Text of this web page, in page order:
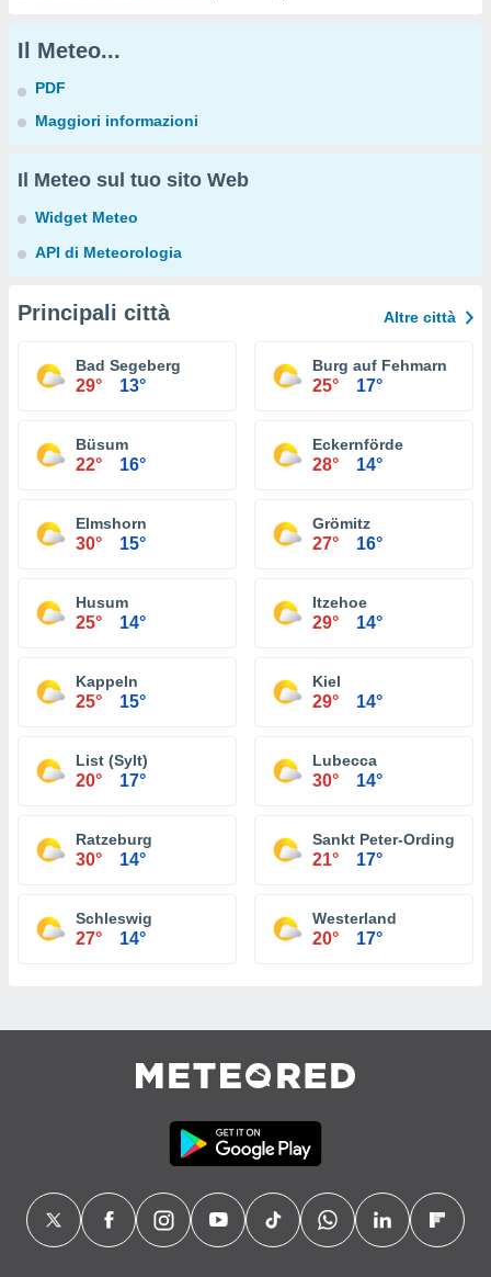
Il Meteo...
PDF
Maggiori informazioni
Il Meteo sul tuo sito Web
Widget Meteo
API di Meteorologia
Principali città Altre città
Bad Segeberg
29° 13°
Burg auf Fehmarn
25° 17°
Büsum
22° 16°
Eckernförde
28° 14°
Elmshorn
30° 15°
Grömitz
27° 16°
Husum
25° 14°
Itzehoe
29° 14°
Kappeln
25° 15°
Kiel
29° 14°
List (Sylt)
20° 17°
Lubecca
30° 14°
Ratzeburg
30° 14°
Sankt Peter-Ording
21° 17°
Schleswig
27° 14°
Westerland
20° 17°